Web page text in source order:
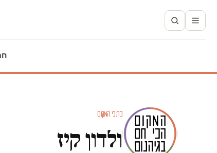
כתבי המקום
ולדון קיז